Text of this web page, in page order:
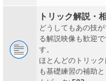
トリック解説・
どうしてもあの技
る解説映像も歓迎
す。
ほとんどのトリッ
も基礎練習の補助と